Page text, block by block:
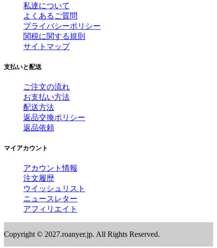
私達について
よくあるご質問
プライバシーポリシー
関税に関する規則
サイトマップ
支払いと配送
ご注文の流れ
お支払い方法
配送方法
返品交換ポリシー
返品依頼
マイアカウント
アカウント情報
注文履歴
ウイッシュリスト
ニュースレター
アフィリエイト
Copyright © 2027.roanyer.jp. All Rights Reserved.